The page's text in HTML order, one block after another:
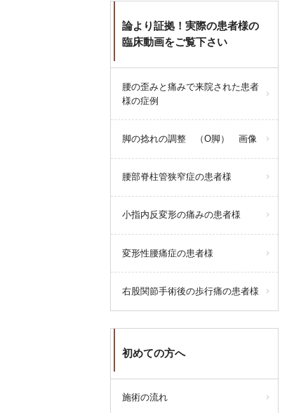
梅ヶ丘駅みなみ整体院
query_builder 2026年6月21日
6月24日(水)は都合によりお休みと
ささせいただきます。
よろしくお願い申し上げます。
query_builder2026年6月16日
みとなります。
論より証拠！実際の患者様の
臨床動画をご覧下さい
腰の歪みと痛みで来院された患者
様の症例
脚の捻れの調整 （O脚） 画像
腰部脊柱管狭窄症の患者様
小指内反変形の痛みの患者様
変形性腰痛症の患者様
右股関節手術後の歩行痛の患者様
初めての方へ
施術の流れ